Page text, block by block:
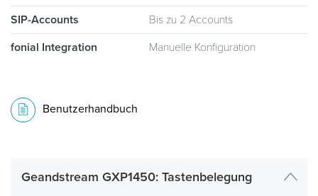
SIP-Accounts
Bis zu 2 Accounts
fonial Integration
Manuelle Konfiguration
Benutzerhandbuch
Geandstream GXP1450: Tastenbelegung